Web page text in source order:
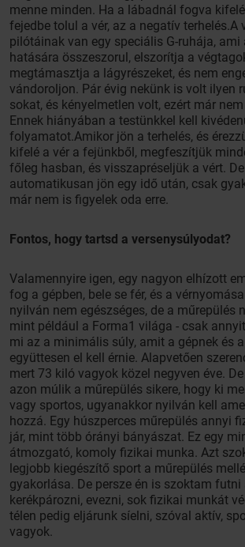
menne minden. Ha a lábadnál fogva
fejedbe tolul a vér, az a negatív terhelés.A
pilótáinak van egy speciális G-ruhája, ami
hatására összeszorul, elszorítja a
megtámasztja a lágyrészeket, és nem
vándoroljon. Pár évig nekünk is volt ilyen
sokat, és kényelmetlen volt, ezért már
Ennek hiányában a testünkkel kell
folyamatot.Amikor jön a terhelés, és
kifelé a vér a fejünkből, megfeszítjük
főleg hasban, és visszapréseljük a vért.
automatikusan jön egy idő után, csak
már nem is figyelek oda erre.
Fontos, hogy tartsd a versenysúlyodat?
Valamennyire igen, egy nagyon elhízott
fog a gépben, bele se fér, és a
nyilván nem egészséges, de a műrepülés
mint például a Forma1 világa - csak
mi az a minimális súly, amit a gépnek és
együttesen el kell érnie. Alapvetően
mert 73 kiló vagyok közel negyven éve.
azon múlik a műrepülés sikere, hogy ki
vagy sportos, ugyanakkor nyilván kell
hozzá. Egy húszperces műrepülés annyi
jár, mint több órányi bányászat. Ez egy
átmozgató, komoly fizikai munka. Azt
legjobb kiegészítő sport a műrepülés
gyakorlása. De persze én is szoktam
kerékpározni, evezni, sok fizikai munkát
télen pedig eljárunk síelni, szóval aktív,
vagyok.